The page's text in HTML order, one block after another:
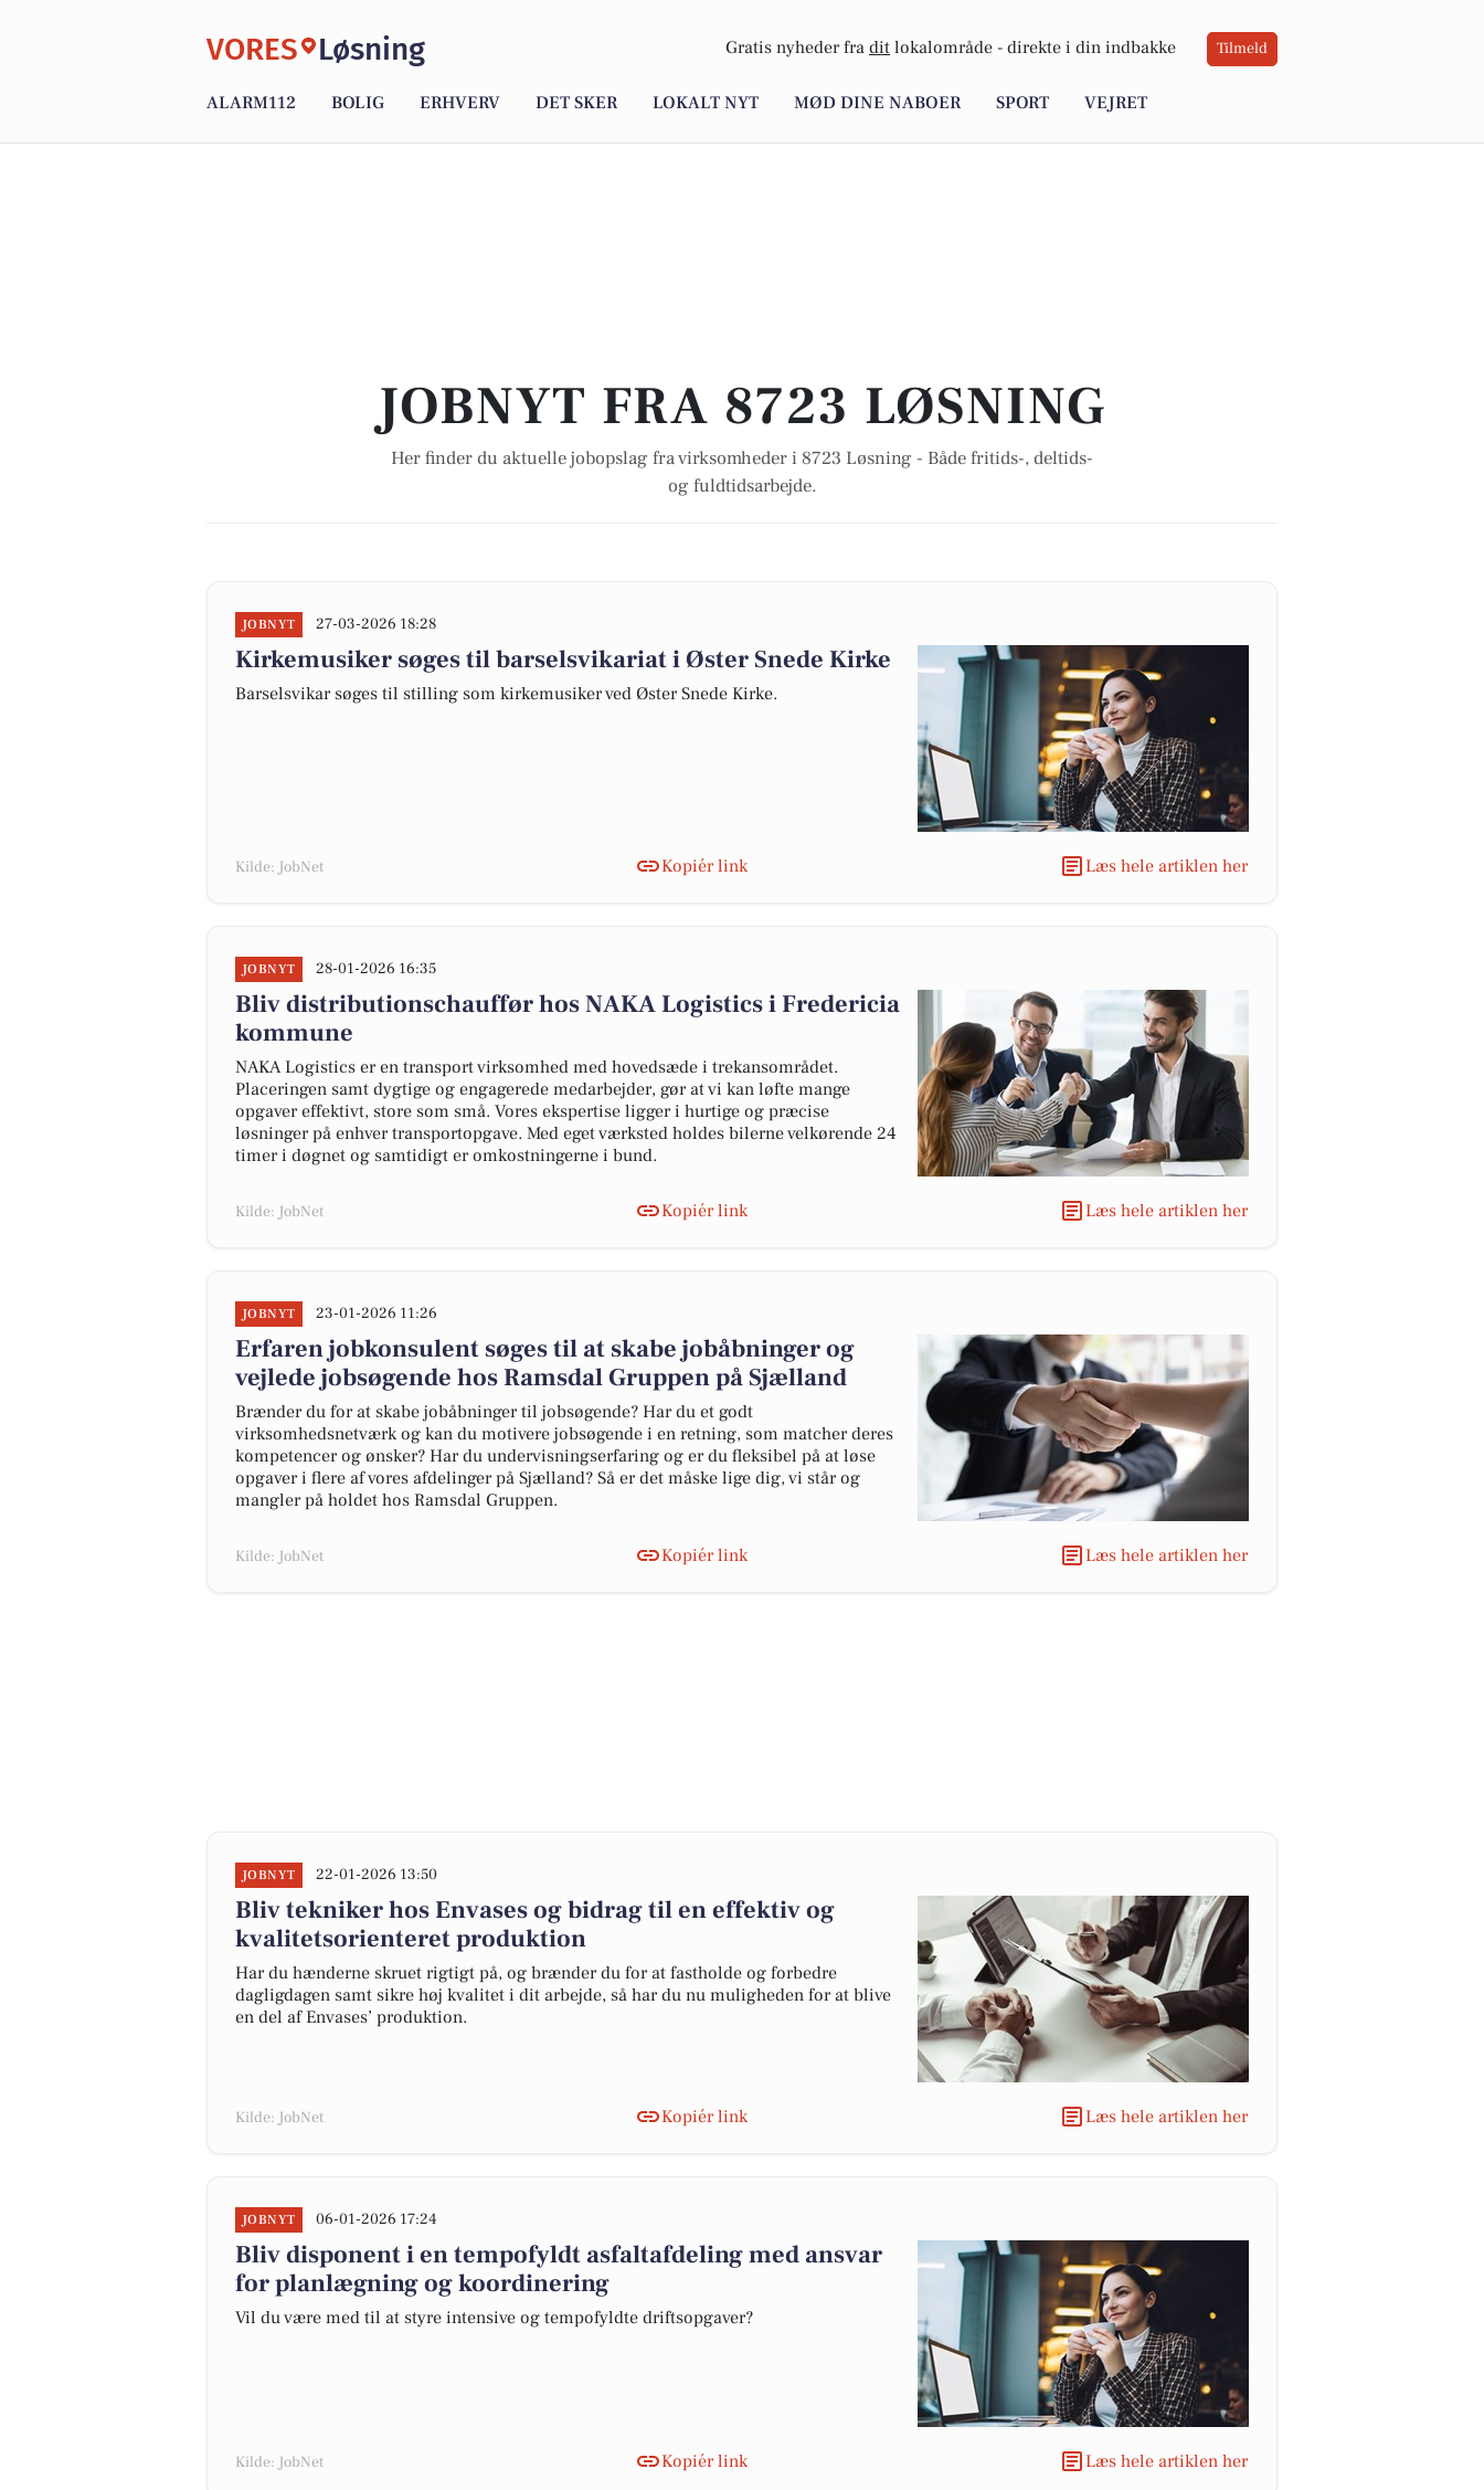
VORES Løsning Gratis nyheder fra dit lokalområde - direkte i din indbakke Tilmeld
ALARM112 BOLIG ERHVERV DET SKER LOKALT NYT MØD DINE NABOER SPORT VEJRET
JOBNYT FRA 8723 LØSNING
Her finder du aktuelle jobopslag fra virksomheder i 8723 Løsning - Både fritids-, deltids-
og fuldtidsarbejde.
JOBNYT 27-03-2026 18:28
Kirkemusiker søges til barselsvikariat i Øster Snede Kirke
Barselsvikar søges til stilling som kirkemusiker ved Øster Snede Kirke.
Kilde: JobNet Kopiér link Læs hele artiklen her
JOBNYT 28-01-2026 16:35
Bliv distributionschauffør hos NAKA Logistics i Fredericia
kommune
NAKA Logistics er en transport virksomhed med hovedsæde i trekansområdet.
Placeringen samt dygtige og engagerede medarbejder, gør at vi kan løfte mange
opgaver effektivt, store som små. Vores ekspertise ligger i hurtige og præcise
løsninger på enhver transportopgave. Med eget værksted holdes bilerne velkørende 24
timer i døgnet og samtidigt er omkostningerne i bund.
Kilde: JobNet Kopiér link Læs hele artiklen her
JOBNYT 23-01-2026 11:26
Erfaren jobkonsulent søges til at skabe jobåbninger og
vejlede jobsøgende hos Ramsdal Gruppen på Sjælland
Brænder du for at skabe jobåbninger til jobsøgende? Har du et godt
virksomhedsnetværk og kan du motivere jobsøgende i en retning, som matcher deres
kompetencer og ønsker? Har du undervisningserfaring og er du fleksibel på at løse
opgaver i flere af vores afdelinger på Sjælland? Så er det måske lige dig, vi står og
mangler på holdet hos Ramsdal Gruppen.
Kilde: JobNet Kopiér link Læs hele artiklen her
JOBNYT 22-01-2026 13:50
Bliv tekniker hos Envases og bidrag til en effektiv og
kvalitetsorienteret produktion
Har du hænderne skruet rigtigt på, og brænder du for at fastholde og forbedre
dagligdagen samt sikre høj kvalitet i dit arbejde, så har du nu muligheden for at blive
en del af Envases’ produktion.
Kilde: JobNet Kopiér link Læs hele artiklen her
JOBNYT 06-01-2026 17:24
Bliv disponent i en tempofyldt asfaltafdeling med ansvar
for planlægning og koordinering
Vil du være med til at styre intensive og tempofyldte driftsopgaver?
Kilde: JobNet Kopiér link Læs hele artiklen her